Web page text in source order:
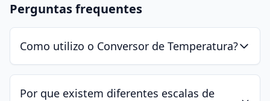
Perguntas frequentes
Como utilizo o Conversor de Temperatura?
Por que existem diferentes escalas de